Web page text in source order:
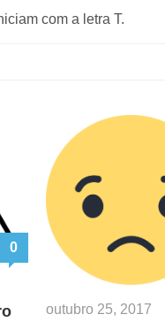
com a letra T.
0
outubro 25, 2017